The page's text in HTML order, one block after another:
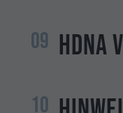
09 HDNA
10